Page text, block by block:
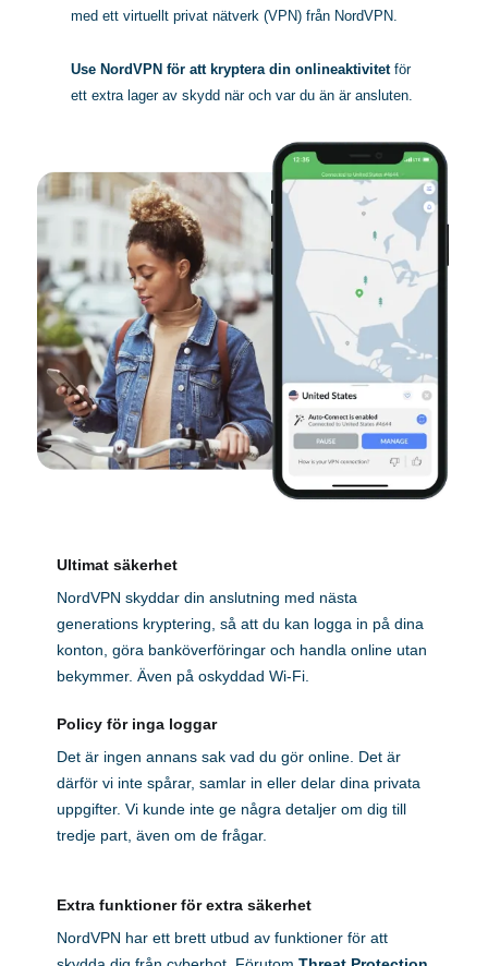
med ett virtuellt privat nätverk (VPN) från NordVPN.
Use NordVPN för att kryptera din onlineaktivitetför
ett extra lager av skydd när och var du än är ansluten.
Ultimat säkerhet
NordVPN skyddar din anslutning med nästa
generations kryptering, så att du kan logga in på dina
konton, göra banköverföringar och handla online utan
bekymmer. Även på oskyddad Wi-Fi.
Policy för inga loggar
Det är ingen annans sak vad du gör online. Det är
därför vi inte spårar, samlar in eller delar dina privata
uppgifter. Vi kunde inte ge några detaljer om dig till
tredje part, även om de frågar.
Extra funktioner för extra säkerhet
NordVPN har ett brett utbud av funktioner för att